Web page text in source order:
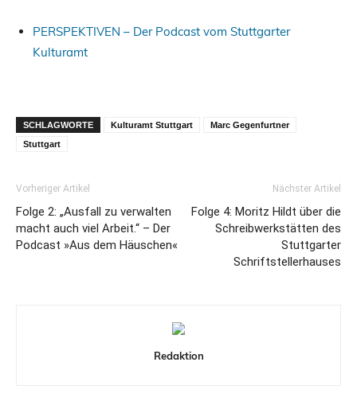
PERSPEKTIVEN – Der Podcast vom Stuttgarter
Kulturamt
SCHLAGWORTE Kulturamt Stuttgart
Marc Gegenfurtner
Stuttgart
Vorheriger Artikel
Folge 2: „Ausfall zu verwalten
macht auch viel Arbeit.“ – Der
Podcast »Aus dem Häuschen«
Nächster Artikel
Folge 4: Moritz Hildt über die
Schreibwerkstätten des
Stuttgarter
Schriftstellerhauses
Redaktion